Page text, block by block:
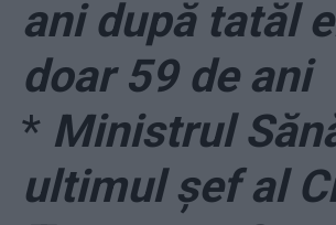
ani după tatăl
doar 59 de ani
* Ministrul
ultimul șef al